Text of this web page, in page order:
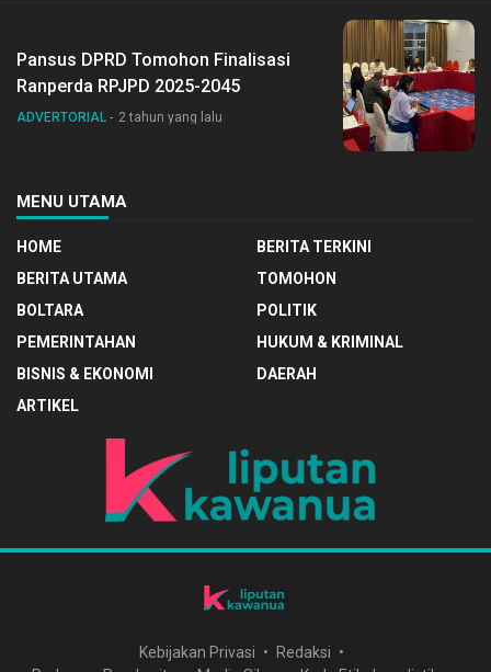
Pansus DPRD Tomohon Finalisasi
Ranperda RPJPD 2025-2045
ADVERTORIAL 2 tahun yang lalu
MENU UTAMA
HOME
BERITA TERKINI
BERITA UTAMA
TOMOHON
BOLTARA
POLITIK
PEMERINTAHAN
HUKUM & KRIMINAL
BISNIS & EKONOMI
DAERAH
ARTIKEL
Kebijakan Privasi
Redaksi